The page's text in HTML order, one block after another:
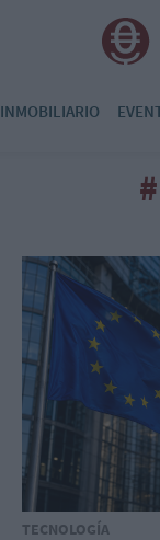
INMOBILIARIO
TECNOLOGÍA